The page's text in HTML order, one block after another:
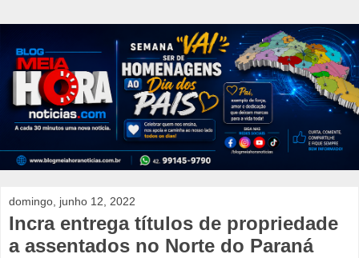
domingo, junho 12, 2022
Incra entrega títulos de propriedade
a assentados no Norte do Paraná